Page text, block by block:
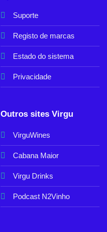
Suporte
Registo de marcas
Estado do sistema
Privacidade
Outros sites Virgu
VirguWines
Cabana Maior
Virgu Drinks
Podcast N2Vinho